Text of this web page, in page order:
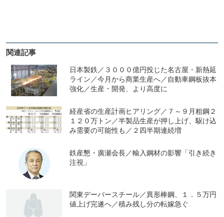
関連記事
日本製鉄／３０００億円投じた名古屋・新熱延
ライン／今月から商業生産へ／自動車鋼板抜本
強化／生産・開発、より高度に
経産省の生産計画ヒアリング／７～９月粗鋼２
１２０万トン／半製品生産が押し上げ、駆け込
み需要の可能性も／２四半期連続増
鉄産懇・廣瀬会長／輸入鋼材の影響「引き続き
注視」
関東デーバースチール／異形棒鋼、１．５万円
値上げ完遂へ／積み残し分の転嫁急ぐ